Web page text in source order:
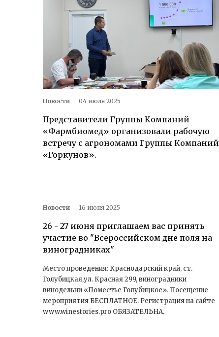
Новости 04 июля 2025
Представители Группы Компаний
«Фармбиомед» организовали рабочую
встречу с агрономами Группы Компаний
«Горкунов».
Новости 16 июня 2025
26 - 27 июня приглашаем вас принять
участие во "Всероссийском дне поля на
виноградниках"
Место проведения: Краснодарский край, ст.
Голубицкая,ул. Красная 299, виноградники
винодельни «Поместье Голубицкое». Посещение
мероприятия БЕСПЛАТНОЕ. Регистрация на сайте
www.winestories.pro ОБЯЗАТЕЛЬНА.